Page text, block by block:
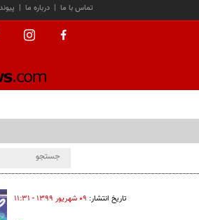
| درباره ما | تماس با ما
تاریخ انتشار: ۰۹ شهريور ۱۳۹۹ - ۱۱:۳۱